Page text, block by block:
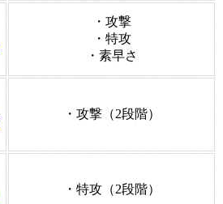
・攻撃
・特攻
・素早さ
・攻撃（2段階）
・特攻（2段階）